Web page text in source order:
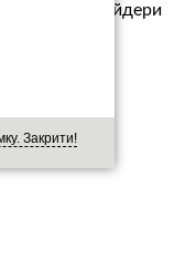
Закрити!
Інсайдери
це у